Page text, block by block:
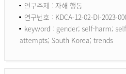
연구주제 : 자해 행동
연구번호 : KDCA-12-02-DI-2023-
keyword : gender; self-harm;
attempts; South Korea; trends